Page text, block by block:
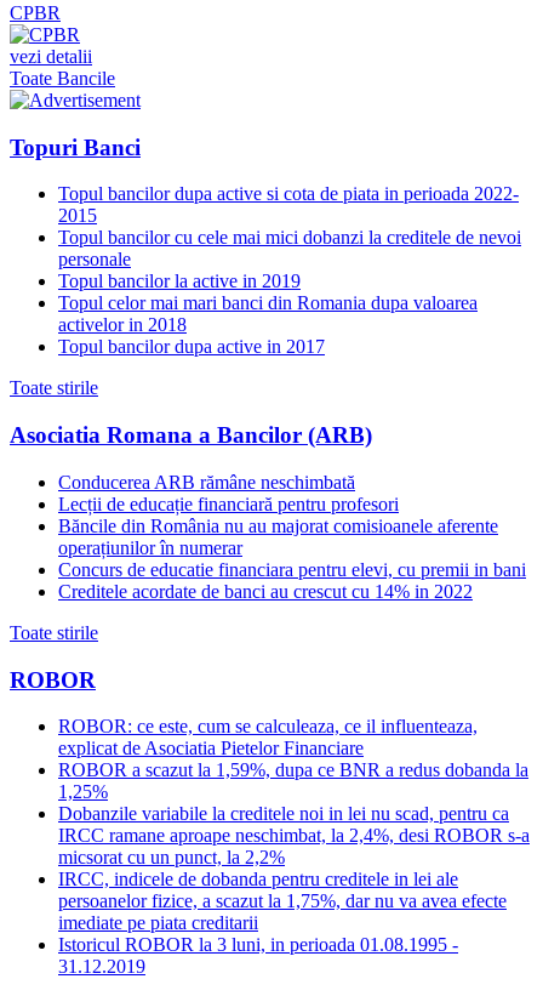
CPBR
vezi detalii
Toate Bancile
Topuri Banci
Topul bancilor dupa active si cota de piata in perioada 2022-
2015
Topul bancilor cu cele mai mici dobanzi la creditele de nevoi
personale
Topul bancilor la active in 2019
Topul celor mai mari banci din Romania dupa valoarea
activelor in 2018
Topul bancilor dupa active in 2017
Toate stirile
Asociatia Romana a Bancilor (ARB)
Conducerea ARB rămâne neschimbată
Lecții de educație financiară pentru profesori
Băncile din România nu au majorat comisioanele aferente
operațiunilor în numerar
Concurs de educatie financiara pentru elevi, cu premii in bani
Creditele acordate de banci au crescut cu 14% in 2022
Toate stirile
ROBOR
ROBOR: ce este, cum se calculeaza, ce il influenteaza,
explicat de Asociatia Pietelor Financiare
ROBOR a scazut la 1,59%, dupa ce BNR a redus dobanda la
1,25%
Dobanzile variabile la creditele noi in lei nu scad, pentru ca
IRCC ramane aproape neschimbat, la 2,4%, desi ROBOR s-a
micsorat cu un punct, la 2,2%
IRCC, indicele de dobanda pentru creditele in lei ale
persoanelor fizice, a scazut la 1,75%, dar nu va avea efecte
imediate pe piata creditarii
Istoricul ROBOR la 3 luni, in perioada 01.08.1995 -
31.12.2019